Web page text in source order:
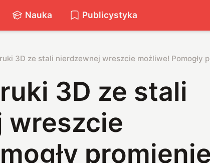
Nauka Publicystyka
3D ze stali nierdzewnej wreszcie możliwe! Pomogły
3D ze stali
wreszcie
promienie